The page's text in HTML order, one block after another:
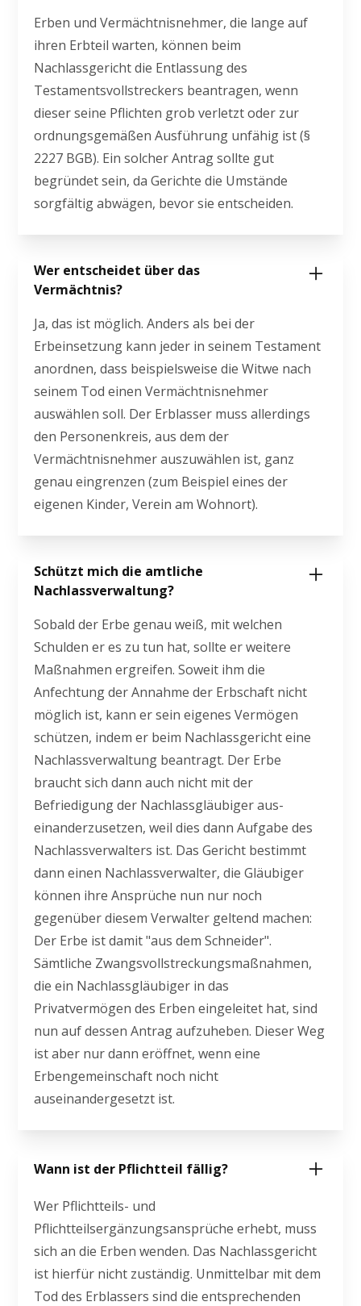
Erben und Vermächtnisnehmer, die lange auf
ihren Erbteil warten, können beim
Nachlassgericht die Entlassung des
Testamentsvollstreckers beantragen, wenn
dieser seine Pflichten grob verletzt oder zur
ordnungsgemäßen Ausführung unfähig ist (§
2227 BGB). Ein solcher Antrag sollte gut
begründet sein, da Gerichte die Umstände
sorgfältig abwägen, bevor sie entscheiden.
Wer entscheidet über das
Vermächtnis?
Ja, das ist möglich. Anders als bei der
Erbeinsetzung kann jeder in seinem Testament
anordnen, dass beispielsweise die Witwe nach
seinem Tod einen Vermächtnisnehmer
auswählen soll. Der Erblasser muss allerdings
den Personenkreis, aus dem der
Vermächtnisnehmer auszuwählen ist, ganz
genau eingrenzen (zum Beispiel eines der
eigenen Kinder, Verein am Wohnort).
Schützt mich die amtliche
Nachlassverwaltung?
Sobald der Erbe genau weiß, mit welchen
Schulden er es zu tun hat, sollte er weitere
Maßnahmen ergreifen. Soweit ihm die
Anfechtung der Annahme der Erbschaft nicht
möglich ist, kann er sein eigenes Vermögen
schützen, indem er beim Nachlassgericht eine
Nachlassverwaltung beantragt. Der Erbe
braucht sich dann auch nicht mit der
Befriedigung der Nachlassgläubiger aus-
einanderzusetzen, weil dies dann Aufgabe des
Nachlassverwalters ist. Das Gericht bestimmt
dann einen Nachlassverwalter, die Gläubiger
können ihre Ansprüche nun nur noch
gegenüber diesem Verwalter geltend machen:
Der Erbe ist damit "aus dem Schneider".
Sämtliche Zwangsvollstreckungsmaßnahmen,
die ein Nachlassgläubiger in das
Privatvermögen des Erben eingeleitet hat, sind
nun auf dessen Antrag aufzuheben. Dieser Weg
ist aber nur dann eröffnet, wenn eine
Erbengemeinschaft noch nicht
auseinandergesetzt ist.
Wann ist der Pflichtteil fällig?
Wer Pflichtteils- und
Pflichtteilsergänzungsansprüche erhebt, muss
sich an die Erben wenden. Das Nachlassgericht
ist hierfür nicht zuständig. Unmittelbar mit dem
Tod des Erblassers sind die entsprechenden